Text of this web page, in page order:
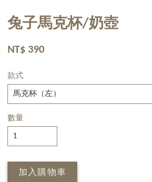
兔子馬克杯/奶壺
NT$ 390
款式
數量
加入購物車